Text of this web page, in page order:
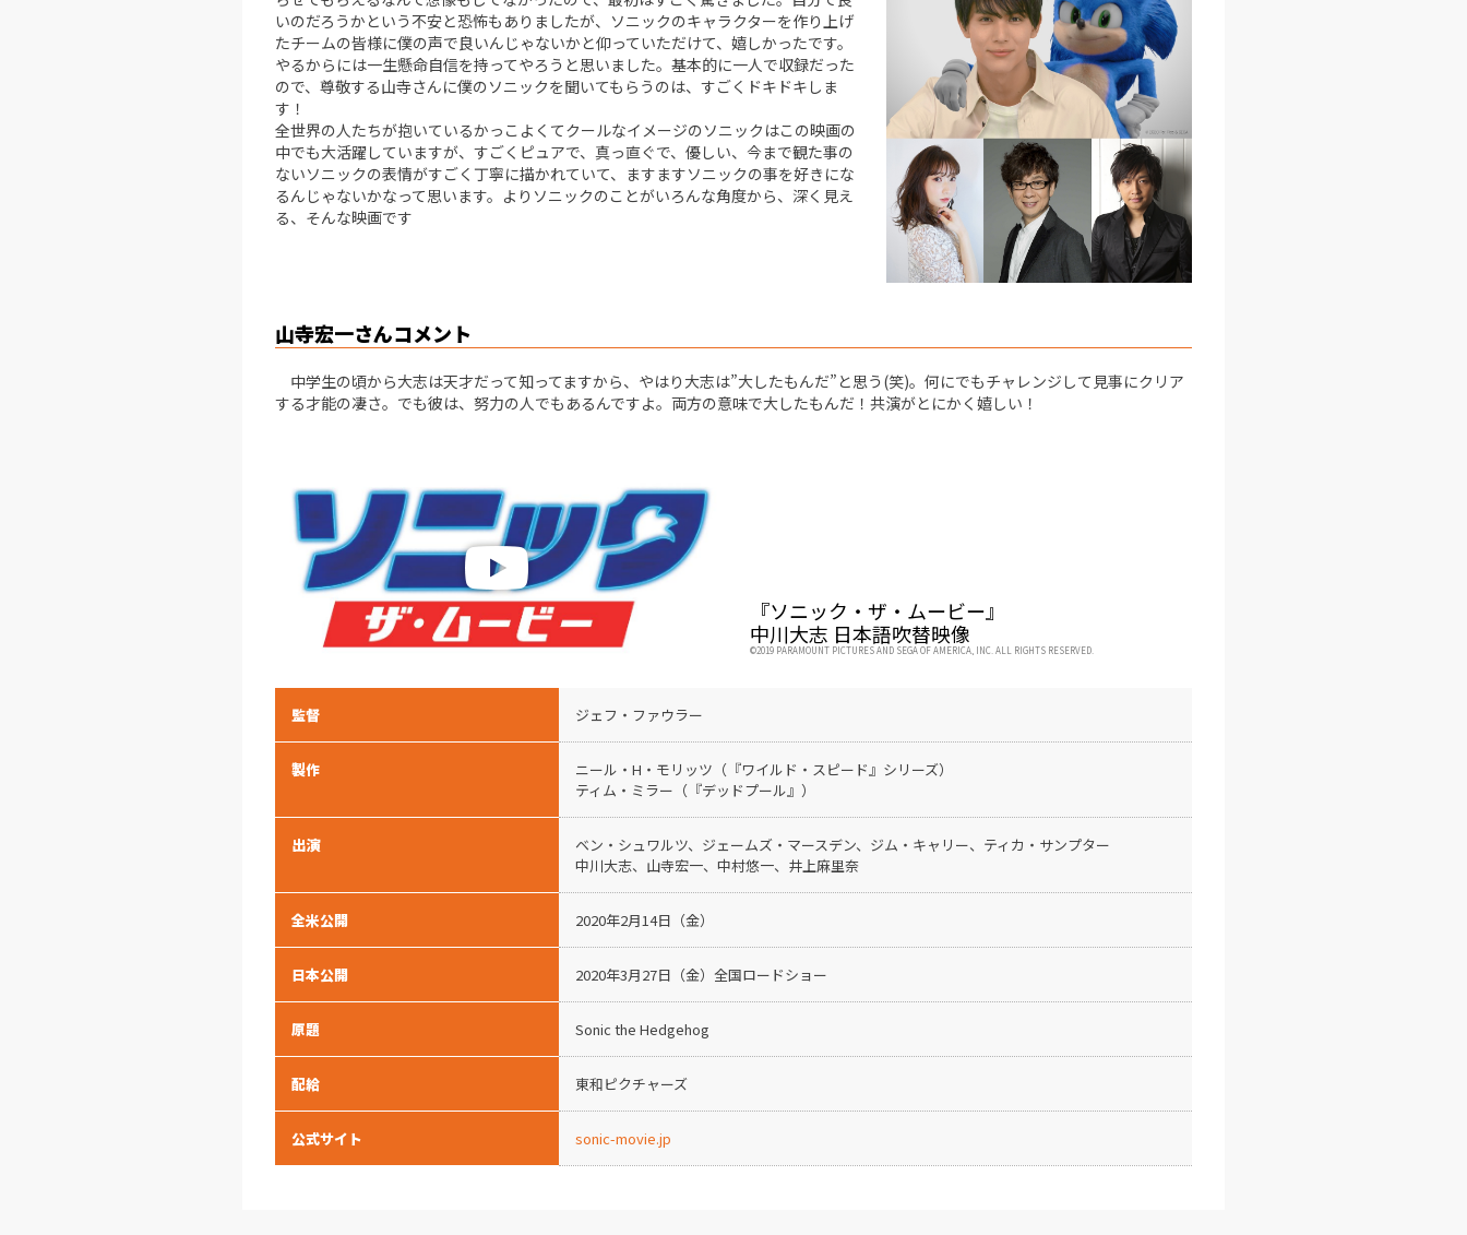
いのだろうかという不安と恐怖もありましたが、ソニックのキャラクターを作り上げ
たチームの皆様に僕の声で良いんじゃないかと仰っていただけて、嬉しかったです。
やるからには一生懸命自信を持ってやろうと思いました。基本的に一人で収録だった
ので、尊敬する山寺さんに僕のソニックを聞いてもらうのは、すごくドキドキしま
す！
全世界の人たちが抱いているかっこよくてクールなイメージのソニックはこの映画の
中でも大活躍していますが、すごくピュアで、真っ直ぐで、優しい、今まで観た事の
ないソニックの表情がすごく丁寧に描かれていて、ますますソニックの事を好きにな
るんじゃないかなって思います。よりソニックのことがいろんな角度から、深く見え
る、そんな映画です
山寺宏一さんコメント
中学生の頃から大志は天才だって知ってますから、やはり大志は”大したもんだ”と思う(笑)。何にでもチャレンジして見事にクリア
する才能の凄さ。でも彼は、努力の人でもあるんですよ。両方の意味で大したもんだ！共演がとにかく嬉しい！
『ソニック・ザ・ムービー』
中川大志 日本語吹替映像
©2019 PARAMOUNT PICTURES AND SEGA OF AMERICA, INC. ALL RIGHTS RESERVED.
監督 ジェフ・ファウラー
製作
ニール・H・モリッツ（『ワイルド・スピード』シリーズ）
ティム・ミラー（『デッドプール』）
出演
ベン・シュワルツ、ジェームズ・マースデン、ジム・キャリー、ティカ・サンプター
中川大志、山寺宏一、中村悠一、井上麻里奈
全米公開 2020年2月14日（金）
日本公開 2020年3月27日（金）全国ロードショー
原題 Sonic the Hedgehog
配給 東和ピクチャーズ
公式サイト sonic-movie.jp